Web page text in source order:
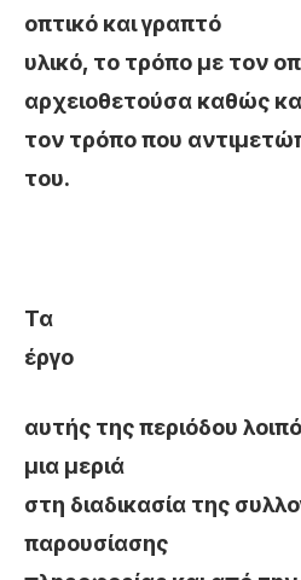
οπτικό και γραπτό
υλικό, το τρόπο με τον
αρχειοθετούσα καθώς
τον τρόπο που
του.
Τα
έργο
αυτής της περιόδου
μια μεριά
στη διαδικασία της
παρουσίασης